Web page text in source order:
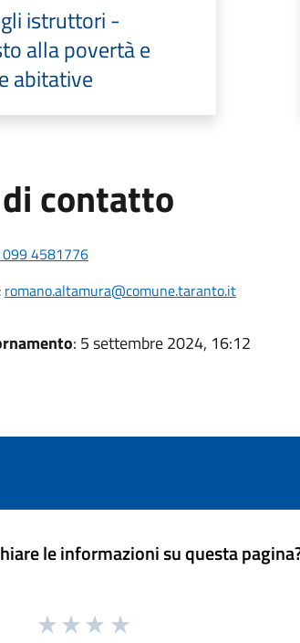
istruttori -
alla povertà e
abitative
contatto
4581776
romano.altamura@comune.taranto.it
: 5 settembre 2024, 16:12
le informazioni su questa